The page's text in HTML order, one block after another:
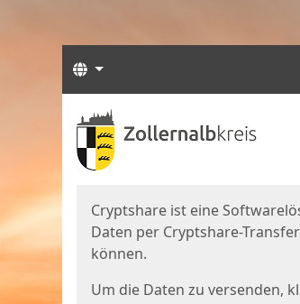
Sprachen
Start
Cryptshare ist eine
Daten per Cryptshare-
können.
Um die Daten zu versenden,